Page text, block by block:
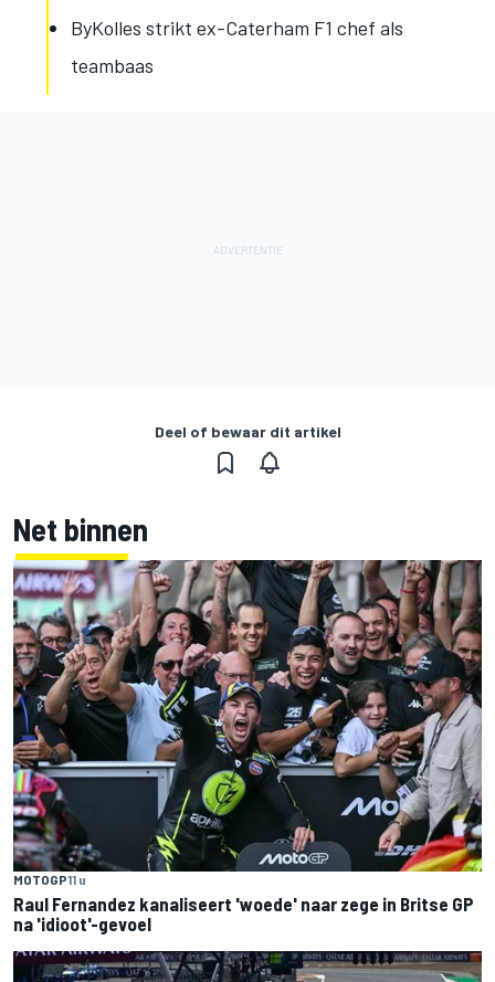
ByKolles strikt ex-Caterham F1 chef als
teambaas
Deel of bewaar dit artikel
Net binnen
MOTOGP11 u
Raul Fernandez kanaliseert 'woede' naar zege in Britse GP
na 'idioot'-gevoel